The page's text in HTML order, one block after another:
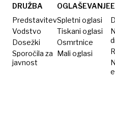
z
ženino
sorodnico
DRUŽBA
Predstavitev
Vodstvo
Dosežki
Sporočila za
javnost
OGLAŠEVANJE
Spletni oglasi
Tiskani oglasi
Osmrtnice
Mali oglasi